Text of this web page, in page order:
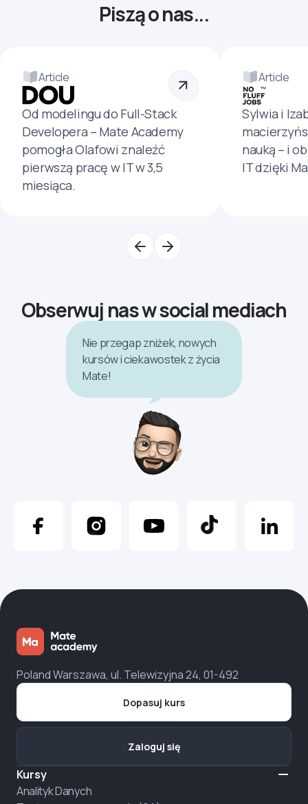
Piszą o nas...
Article
Od modelingu do Full-Stack
Developera – Mate Academy
pomogła Olafowi znaleźć
pierwszą pracę w IT w 3,5
miesiąca.
Article
Sylwia i
nauką – i
IT dzięki
Obserwuj nas w social mediach
Nie przegap zniżek, nowych
kursów i ciekawostek z życia
Mate!
Poland Warszawa, ul. Telewizyjna 24, 01-492
Kursy
Analityk Danych
Dopasuj kurs
Zaloguj się